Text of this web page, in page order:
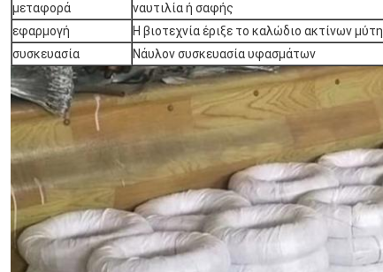
μεταφορά
ναυτιλία ή σαφής
εφαρμογή
Η βιοτεχνία έριξε το καλώδιο ακτίνων
συσκευασία
Νάυλον συσκευασία υφασμάτων